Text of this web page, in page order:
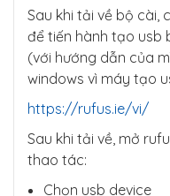
Sau khi tải về bộ cài,
để tiến hành tạo usb
(với hướng dẫn của
windows vì máy tạo
https://rufus.ie/vi/
Sau khi tải về, mở
thao tác:
Chọn usb device